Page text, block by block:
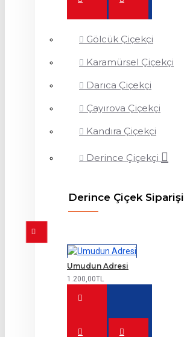
Gölcük Çiçekçi
Karamürsel Çiçekçi
Darıca Çiçekçi
Çayırova Çiçekçi
Kandıra Çiçekçi
Derince Çiçekçi
Derince Çiçek Siparişi
Umudun Adresi
1.200,00TL